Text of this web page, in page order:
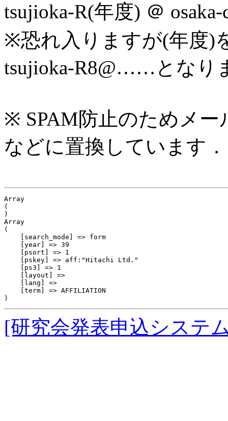
tsujioka-R(年度) ＠ osaka-
※恐れ入りますが(年度)
tsujioka-R8@……となり
※ SPAM防止のためメ
などに置換しています．
Array
(
)
Array
(
    [search_mode] => form
    [year] => 39
    [psort] => 1
    [pskey] => aff:"Hitachi Ltd."
    [ps3] => 1
    [layout] =>
    [lang] =>
    [term] => AFFILIATION
[研究会発表申込システ